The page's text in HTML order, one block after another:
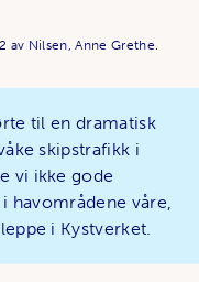
av Nilsen, Anne Grethe.
til en dramatisk
skipstrafikk i
vi ikke gode
havområdene våre,
i Kystverket.